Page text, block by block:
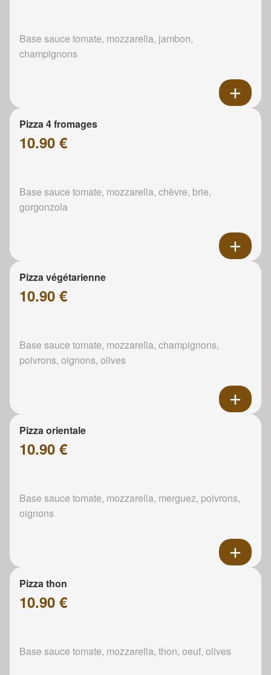
Base sauce tomate, mozzarella, jambon,
champignons
Pizza 4 fromages
10.90 €
Base sauce tomate, mozzarella, chèvre, brie,
gorgonzola
Pizza végétarienne
10.90 €
Base sauce tomate, mozzarella, champignons,
poivrons, oignons, olives
Pizza orientale
10.90 €
Base sauce tomate, mozzarella, merguez, poivrons,
oignons
Pizza thon
10.90 €
Base sauce tomate, mozzarella, thon, oeuf, olives